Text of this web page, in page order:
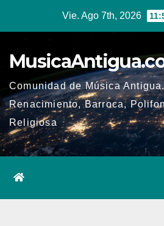
Vie. Ago 7th, 2026
Comunidad de Música
Renacimiento, Barroca,
Religiosa